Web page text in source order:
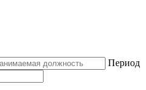
Период